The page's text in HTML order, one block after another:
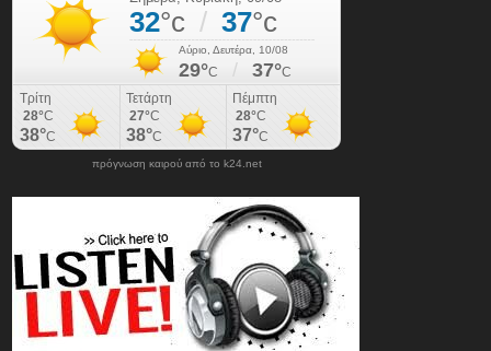
πρόγνωση καιρού από το k24.net